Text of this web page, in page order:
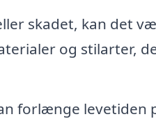
skadet, kan det
og stilarter,
forlænge levetiden